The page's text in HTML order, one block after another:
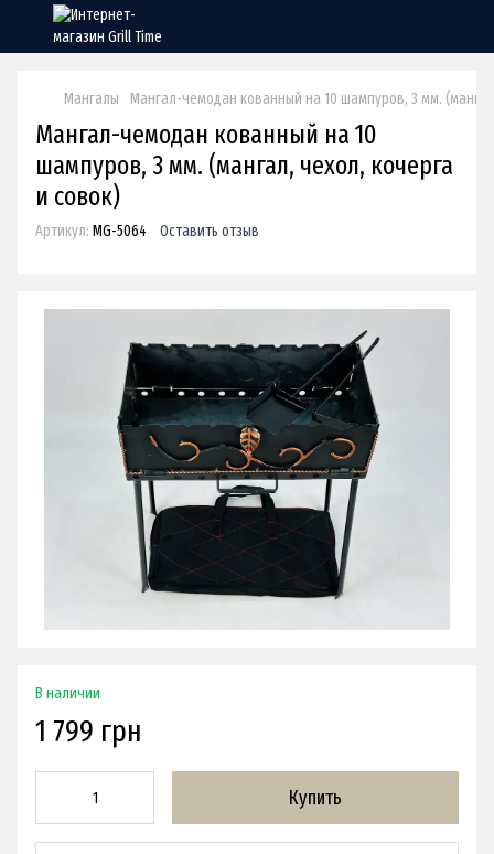
Мангалы Мангал-чемодан кованный на 10 шампуров, 3 мм.
Мангал-чемодан кованный на 10
шампуров, 3 мм. (мангал, чехол, кочерга
и совок)
Артикул: MG-5064 Оставить отзыв
В наличии
1 799 грн
Купить